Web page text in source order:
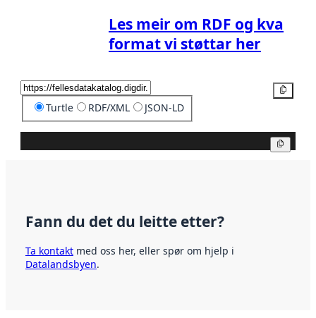
Les meir om RDF og kva
format vi støttar her
Turtle RDF/XML JSON-LD
Fann du det du leitte etter?
Ta kontakt med oss her, eller spør om hjelp i
Datalandsbyen.